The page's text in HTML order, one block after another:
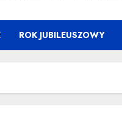
ROK JUBILEUSZOWY